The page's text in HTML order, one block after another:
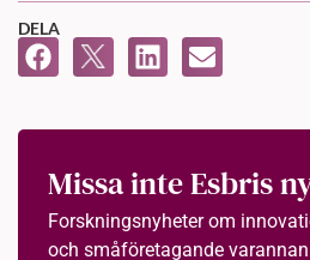
DELA
Missa inte Esbris
Forskningsnyheter om
och småföretagande